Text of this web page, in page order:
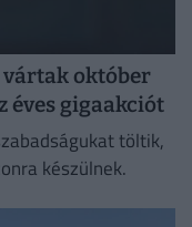
vártak október
éves gigaakciót
töltik,
készülnek.